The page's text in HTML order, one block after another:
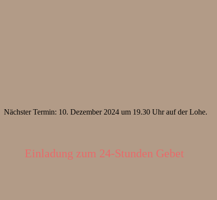
Nächster Termin: 10. Dezember 2024 um 19.30 Uhr auf der Lohe.
Einladung zum 24-Stunden Gebet